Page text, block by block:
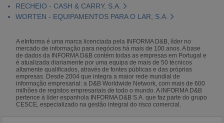
RECHEIO - CASH & CARRY, S.A.
WORTEN - EQUIPAMENTOS PARA O LAR, S.A.
A eInforma é uma marca licenciada pela INFORMA D&B, líder no
mercado de informação para negócios há mais de 100 anos. A base
de dados da INFORMA D&B contém todas as empresas em Portugal e
é atualizada diariamente por uma equipa de mais de 50 técnicos
altamente qualificados, através de fontes públicas e das próprias
empresas. Desde 2004 que integra a maior rede mundial de
informação empresarial: a D&B Worldwide Network, com mais de 600
milhões de registos empresariais de todo o mundo. A INFORMA D&B
pertence à líder espanhola INFORMA D&B S.A. que faz parte do grupo
CESCE, especializado na gestão integral do risco comercial.